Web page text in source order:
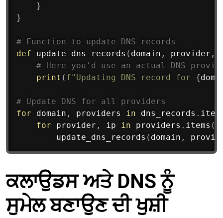
}
}
# Function to update DNS records
def
update_dns_records ( domain , provider ,
# Here you'd use an actual DNS
print ( f"Updating DNS record for {
# Update DNS for all providers
for domain , providers in dns_records .
for provider , ip in providers . items (
        update_dns_records
( domain ,
ਕਲਾਉਡਸ ਅਤੇ DNS ਨੂੰ
ਸੁਮੇਲ ਬਣਾਉਣ ਦੀ ਖੁਸ਼ੀ